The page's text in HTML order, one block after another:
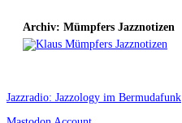
Archiv: Mümpfers Jazznotizen
Jazzradio: Jazzology im Bermudafunk